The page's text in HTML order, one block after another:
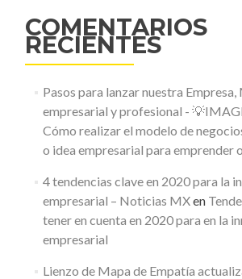
COMENTARIOS
RECIENTES
Pasos para lanzar nuestra Empresa,
empresarial y profesional -
Cómo realizar el modelo de
o idea empresarial para emprender
4 tendencias clave en 2020 para la
empresarial – Noticias MXen
tener en cuenta en 2020 para en la
empresarial
Lienzo de Mapa de Empatía